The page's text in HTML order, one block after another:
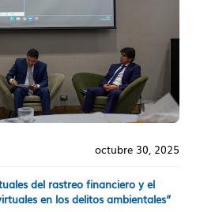
octubre 30, 2025
del rastreo financiero y el
en los delitos ambientales”